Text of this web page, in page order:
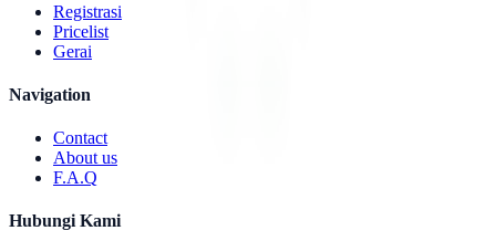
Registrasi
Pricelist
Gerai
Navigation
Contact
About us
F.A.Q
Hubungi Kami